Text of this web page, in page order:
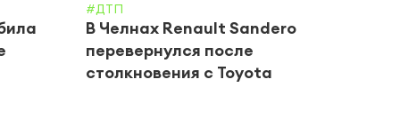
#ДТП
В Челнах Renault Sandero
перевернулся после
столкновения с Toyota